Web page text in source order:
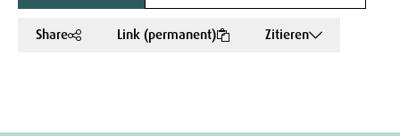
Share Link (permanent) Zitieren